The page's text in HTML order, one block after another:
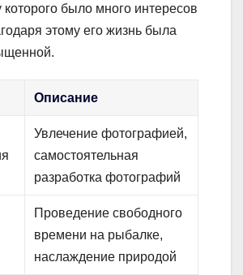
которого было много интересов
этому его жизнь была
Описание
Увлечение фотографией,
самостоятельная
разработка фотографий
Проведение свободного
времени на рыбалке,
наслаждение природой